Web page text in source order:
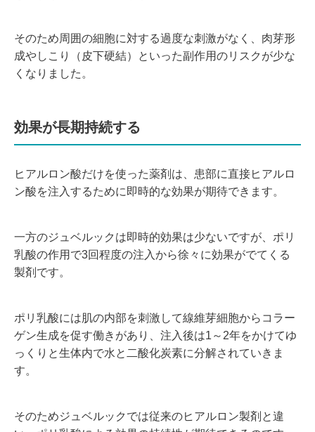
そのため周囲の細胞に対する過度な刺激がなく、肉芽形
成やしこり（皮下硬結）といった副作用のリスクが少な
くなりました。
効果が長期持続する
ヒアルロン酸だけを使った薬剤は、患部に直接ヒアルロ
ン酸を注入するために即時的な効果が期待できます。
一方のジュベルックは即時的効果は少ないですが、ポリ
乳酸の作用で3回程度の注入から徐々に効果がでてくる
製剤です。
ポリ乳酸には肌の内部を刺激して線維芽細胞からコラー
ゲン生成を促す働きがあり、注入後は1～2年をかけてゆ
っくりと生体内で水と二酸化炭素に分解されていきま
す。
そのためジュベルックでは従来のヒアルロン製剤と違